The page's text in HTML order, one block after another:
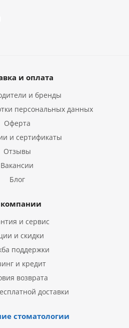
и оплата
и бренды
персональных данных
Оферта
и сертификаты
Отзывы
Вакансии
Блог
и сервис
и скидки
поддержки
и кредит
возврата
доставки
стоматологии